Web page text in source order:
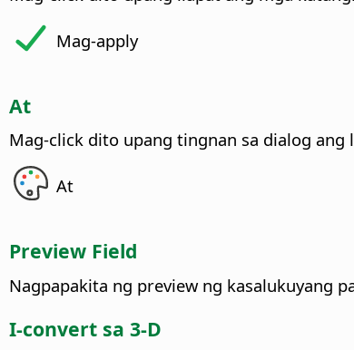
Mag-apply
At
Mag-click dito upang tingnan sa dialog
At
Preview Field
Nagpapakita ng preview ng kasalukuyang
I-convert sa 3-D